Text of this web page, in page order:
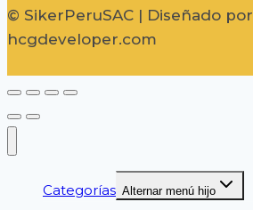
© SikerPeruSAC | Diseñado por
hcgdeveloper.com
Categorías Alternar menú hijo